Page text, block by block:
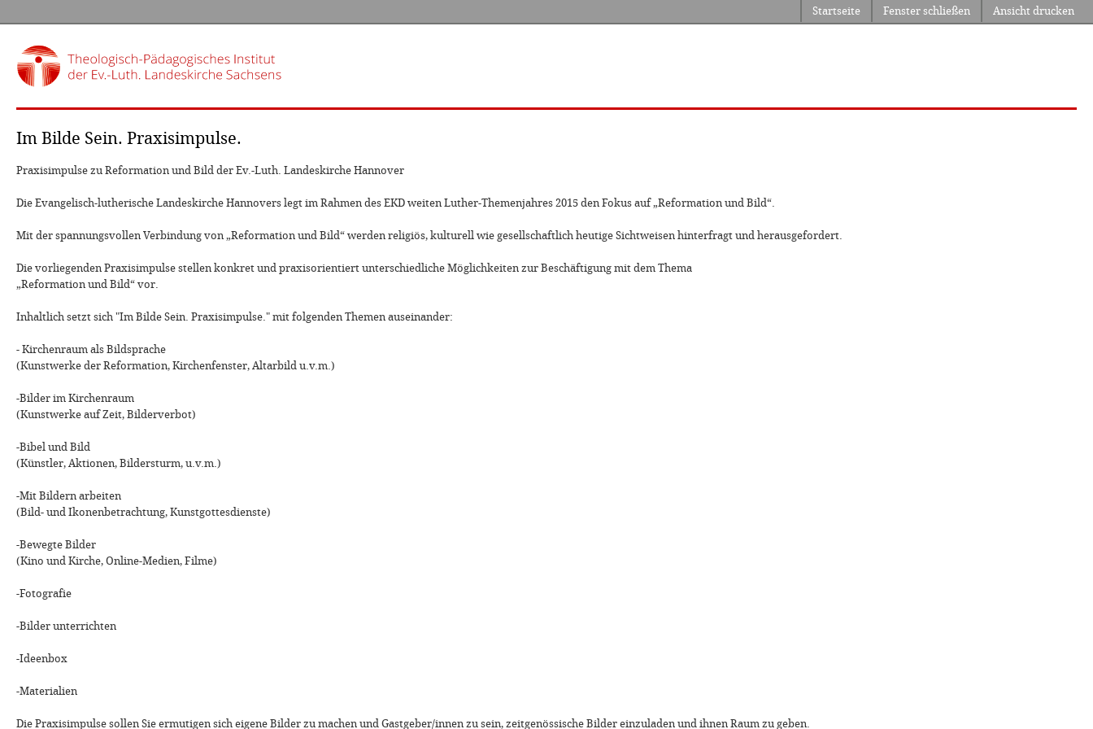
Ansicht drucken
Fenster schließen
Startseite
Im Bilde Sein. Praxisimpulse.
Praxisimpulse zu Reformation und Bild der Ev.-Luth. Landeskirche Hannover
Die Evangelisch-lutherische Landeskirche Hannovers legt im Rahmen des EKD weiten Luther-Themenjahres 2015 den Fokus auf „Reformation und Bild“.
Mit der spannungsvollen Verbindung von „Reformation und Bild“ werden religiös, kulturell wie gesellschaftlich heutige Sichtweisen hinterfragt und herausgefordert.
Die vorliegenden Praxisimpulse stellen konkret und praxisorientiert unterschiedliche Möglichkeiten zur Beschäftigung mit dem Thema
„Reformation und Bild“ vor.
Inhaltlich setzt sich "Im Bilde Sein. Praxisimpulse." mit folgenden Themen auseinander:
- Kirchenraum als Bildsprache
(Kunstwerke der Reformation, Kirchenfenster, Altarbild u.v.m.)
-Bilder im Kirchenraum
(Kunstwerke auf Zeit, Bilderverbot)
-Bibel und Bild
(Künstler, Aktionen, Bildersturm, u.v.m.)
-Mit Bildern arbeiten
(Bild- und Ikonenbetrachtung, Kunstgottesdienste)
-Bewegte Bilder
(Kino und Kirche, Online-Medien, Filme)
-Fotografie
-Bilder unterrichten
-Ideenbox
-Materialien
Die Praxisimpulse sollen Sie ermutigen sich eigene Bilder zu machen und Gastgeber/innen zu sein, zeitgenössische Bilder einzuladen und ihnen Raum zu geben.